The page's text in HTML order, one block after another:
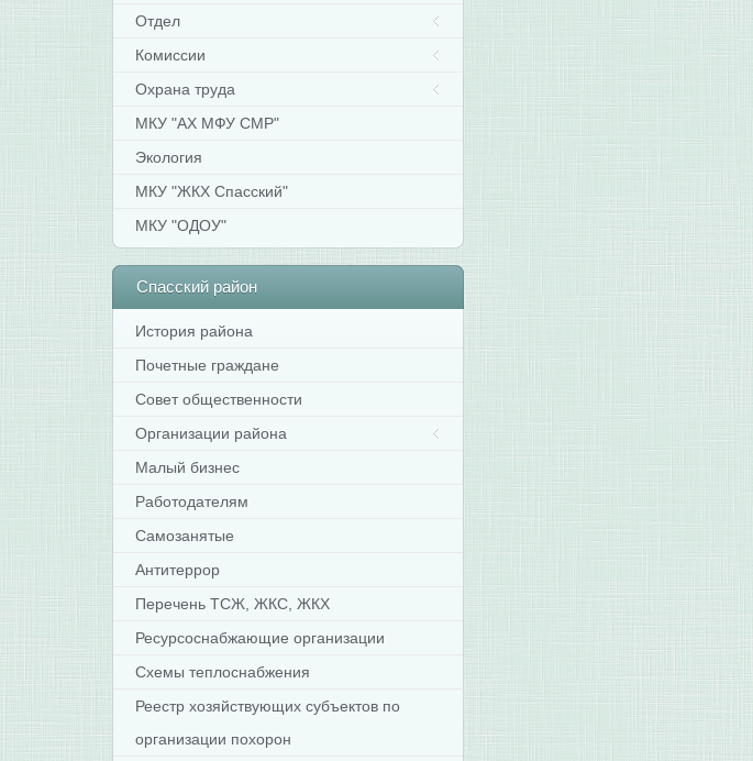
Отдел
Комиссии
Охрана труда
МКУ "АХ МФУ СМР"
Экология
МКУ "ЖКХ Спасский"
МКУ "ОДОУ"
Спасский район
История района
Почетные граждане
Совет общественности
Организации района
Малый бизнес
Работодателям
Самозанятые
Антитеррор
Перечень ТСЖ, ЖКС, ЖКХ
Ресурсоснабжающие организации
Схемы теплоснабжения
Реестр хозяйствующих субъектов по
организации похорон